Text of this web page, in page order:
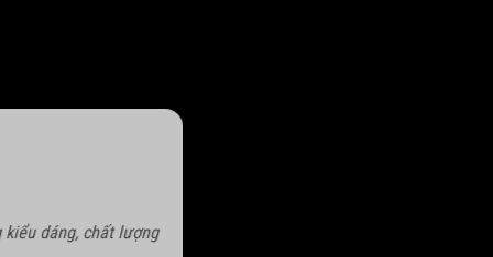
dáng, chất lượng